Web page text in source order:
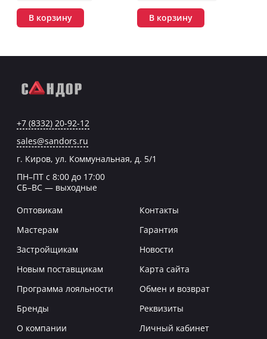
В корзину В корзину
+7 (8332) 20-92-12
sales@sandors.ru
г. Киров, ул. Коммунальная, д. 5/1
ПН–ПТ с 8:00 до 17:00
СБ–ВС — выходные
Оптовикам
Мастерам
Застройщикам
Новым поставщикам
Программа лояльности
Бренды
О компании
Контакты
Гарантия
Новости
Карта сайта
Обмен и возврат
Реквизиты
Личный кабинет